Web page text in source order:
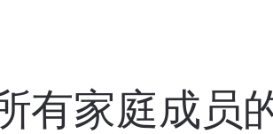
有家庭成员